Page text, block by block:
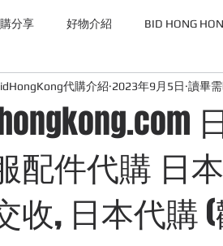
分享 好物介紹 BID HONG
站介紹 ABOUT ME ABOUT
購物 台灣代購網站
配件代購 日
收, 日本代購 (
代購介紹 2023年9月5日 讀畢